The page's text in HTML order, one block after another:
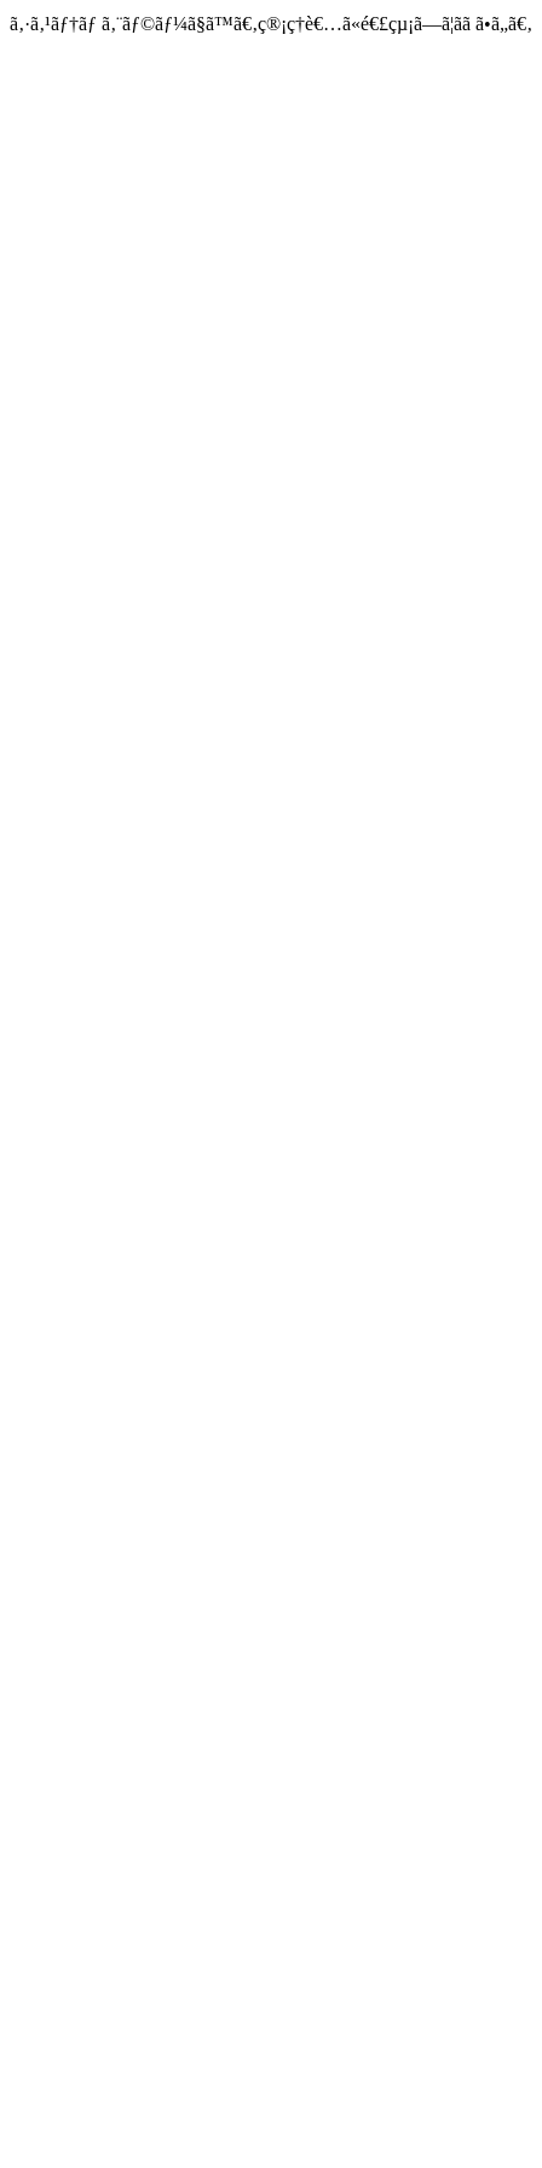
ã‚·ã‚¹ãƒ†ãƒ ã‚¨ãƒ©ãƒ¼ã§ã™ã€‚ç®¡ç†è€…ã«é€£çµ¡ã—ã¦ãã ã•ã„ã€‚